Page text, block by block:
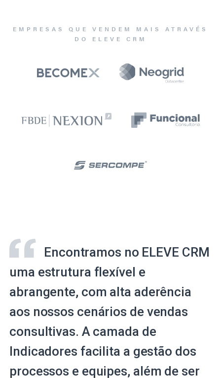
EMPRESAS QUE VENDEM MAIS ATRAVÉS
DO ELEVE CRM
Encontramos no ELEVE CRM
uma estrutura flexível e
abrangente, com alta aderência
aos nossos cenários de vendas
consultivas. A camada de
Indicadores facilita a gestão dos
processos e equipes, além de ser